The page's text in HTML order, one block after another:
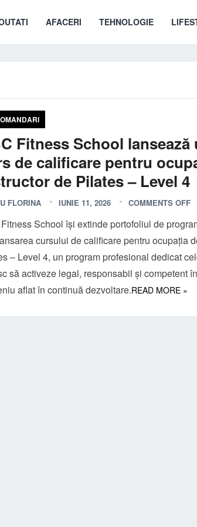
AFACERI TEHNOLOGIE
Fitness School lansează
de calificare pentru
de Pilates – Level 4
FLORINA IUNIE 11, 2026 COMMENTS OFF
School își extinde portofoliul de
cursului de calificare pentru ocupația
– Level 4, un program profesional dedicat
să activeze legal, responsabil și competent
aflat în continuă dezvoltare.READ MORE »